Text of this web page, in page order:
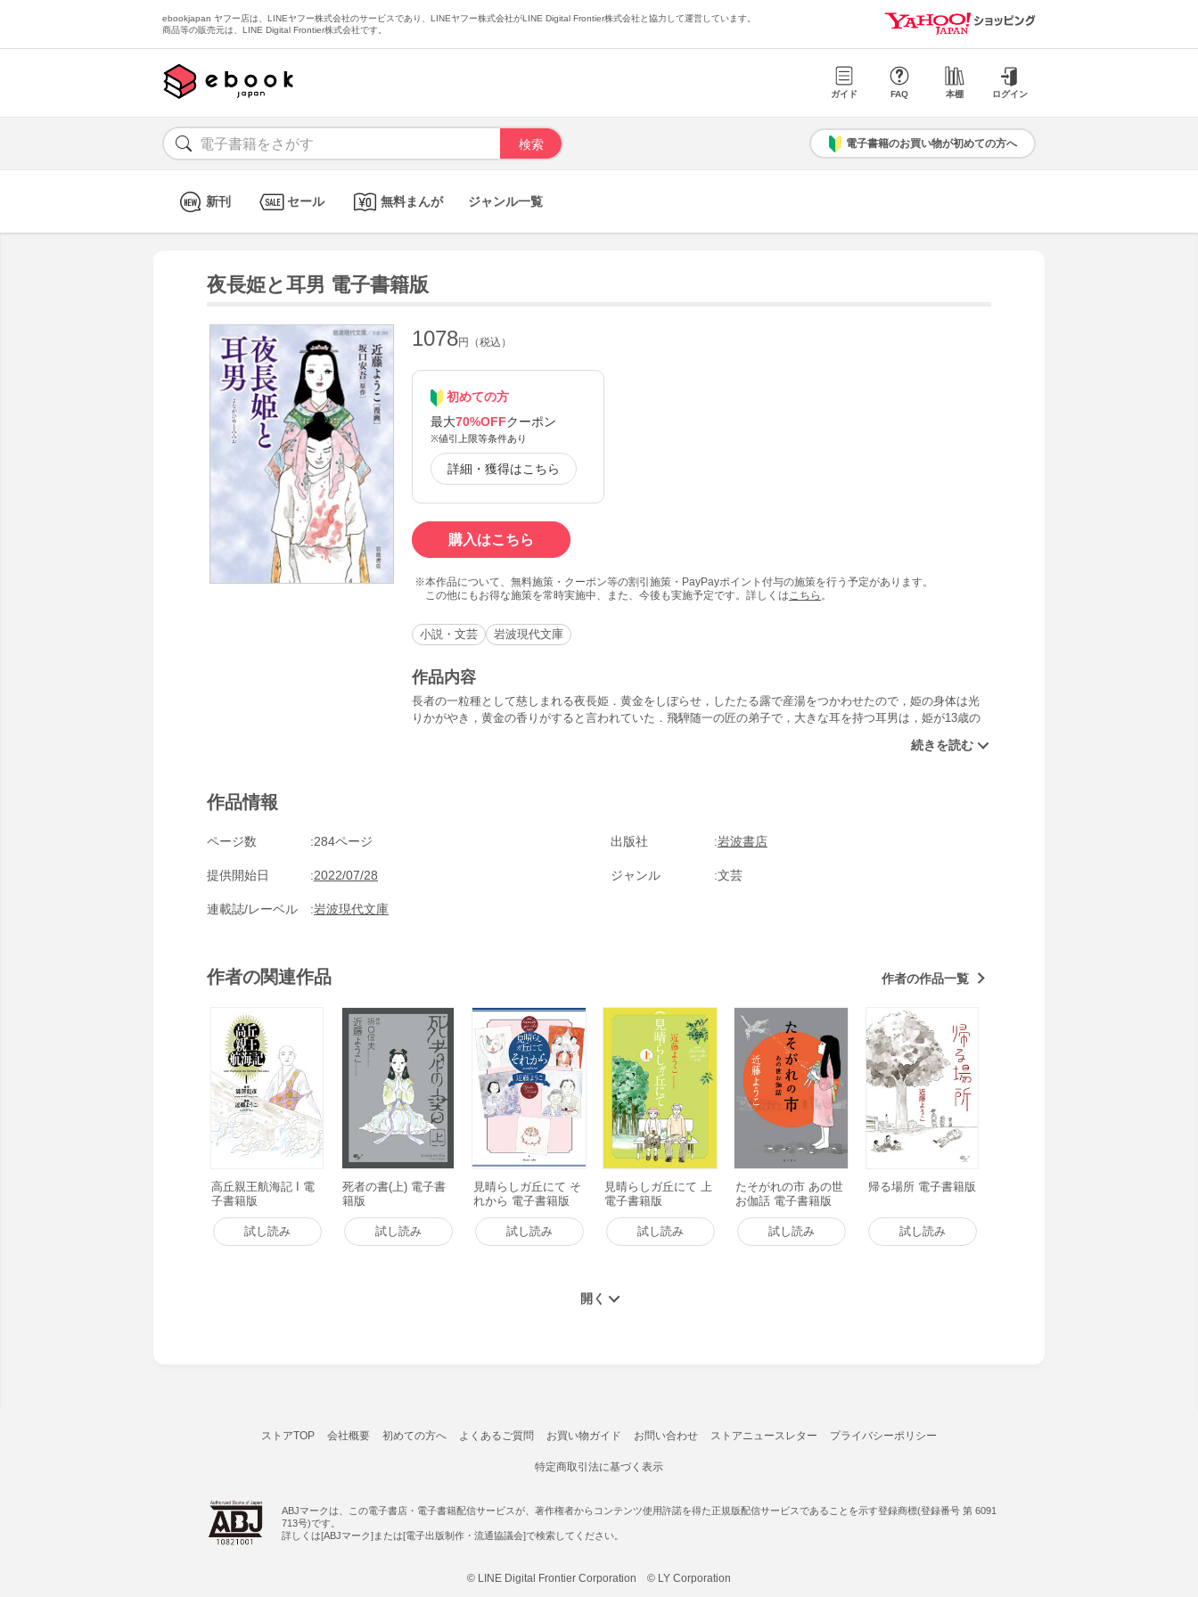
ebookjapan ヤフー店は、LINEヤフー株式会社のサービスであり、LINEヤフー株式会社がLINE Digital Frontier株式会社と協力して運営しています。
商品等の販売元は、LINE Digital Frontier株式会社です。
ガイド FAQ 本棚 ログイン
電子書籍のお買い物が初めての方へ
新刊 セール 無料まんが ジャンル一覧
夜長姫と耳男 電子書籍版
1078円（税込）
初めての方
最大70%OFFクーポン
※値引上限等条件あり
詳細・獲得はこちら
購入はこちら
本作品について、無料施策・クーポン等の割引施策・PayPayポイント付与の施策を行う予定があります。
この他にもお得な施策を常時実施中、また、今後も実施予定です。詳しくは こちら 。
小説・文芸 岩波現代文庫
作品内容
長者の一粒種として慈しまれる夜長姫．黄金をしぼらせ，したたる露で産湯をつかわせたので，姫の身体は光
りかがやき，黄金の香りがすると言われていた．飛騨随一の匠の弟子で，大きな耳を持つ耳男は，姫が13歳の
次第に残酷な運命に巻き込まれていく．[カラー6頁]※この電子書籍は「固定レイアウト型」で作成されてお
作品情報
ページ数 284ページ 出版社 岩波書店
提供開始日 2022/07/28 ジャンル 文芸
連載誌/レーベル 岩波現代文庫
作者の関連作品 作者の作品一覧
高丘親王航海記 I 電
子書籍版
試し読み
死者の書(上) 電子書
籍版
試し読み
見晴らしガ丘にて そ
れから 電子書籍版
試し読み
見晴らしガ丘にて 上
電子書籍版
試し読み
たそがれの市 あの世
お伽話 電子書籍版
試し読み
帰る場所 電子書籍版
試し読み
ストアTOP 会社概要 初めての方へ よくあるご質問 お買い物ガイド お問い合わせ ストアニュースレター プライバシーポリシー
特定商取引法に基づく表示
ABJマークは、この電子書店・電子書籍配信サービスが、著作権者からコンテンツ使用許諾を得た正規版配信サービスであることを示す登録商標(登録番号 第 6091
713号)です。
詳しくは[ABJマーク]または[電子出版制作・流通協議会]で検索してください。
© LINE Digital Frontier Corporation © LY Corporation